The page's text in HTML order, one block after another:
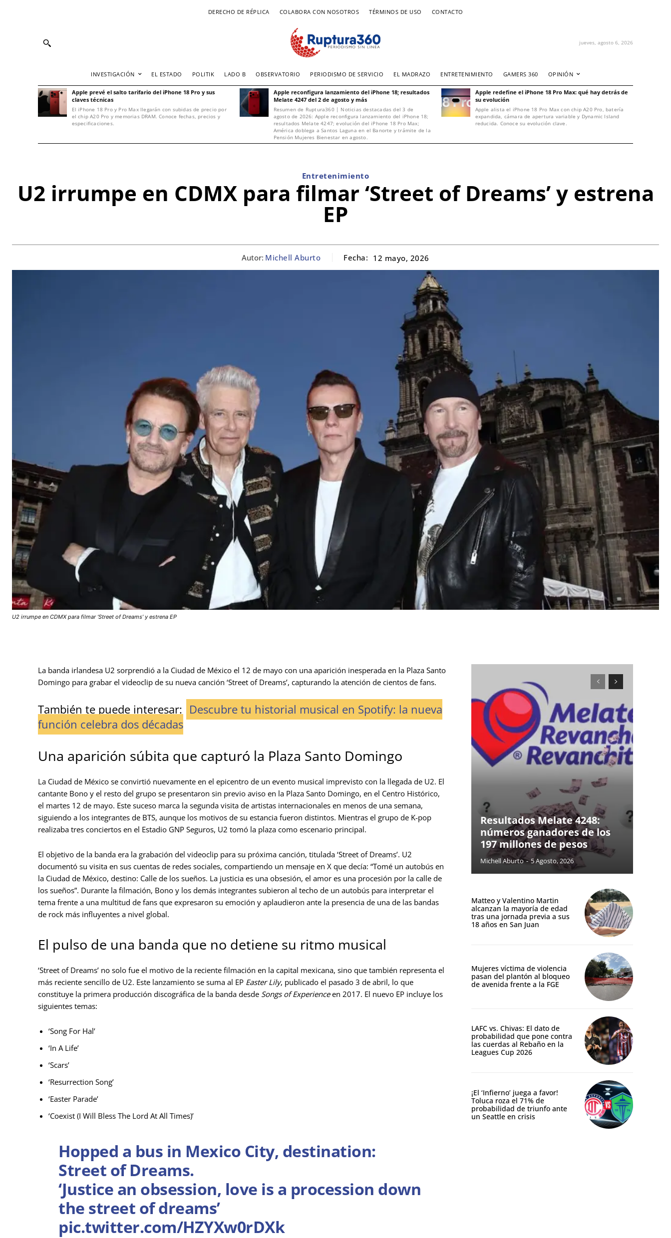
DERECHO DE RÉPLICA COLABORA CON NOSOTROS TÉRMINOS DE USO CONTACTO
jueves, agosto 6, 2026
INVESTIGACIÓN EL ESTADO POLITIK LADO B OBSERVATORIO PERIODISMO DE SERVICIO EL MADRAZO ENTRETENIMIENTO GAMERS 360 OPINIÓN
Apple prevé el salto tarifario del iPhone 18 Pro y sus
claves técnicas
El iPhone 18 Pro y Pro Max llegarán con subidas de precio por
el chip A20 Pro y memorias DRAM. Conoce fechas, precios y
especificaciones.
Apple reconfigura lanzamiento del iPhone 18; resultados
Melate 4247 del 2 de agosto y más
Resumen de Ruptura360 | Noticias destacadas del 3 de
agosto de 2026: Apple reconfigura lanzamiento del iPhone 18;
resultados Melate 4247; evolución del iPhone 18 Pro Max;
América doblega a Santos Laguna en el Banorte y trámite de la
Pensión Mujeres Bienestar en agosto.
Apple redefine el iPhone 18 Pro Max: qué hay detrás de
su evolución
Apple alista el iPhone 18 Pro Max con chip A20 Pro, batería
expandida, cámara de apertura variable y Dynamic Island
reducida. Conoce su evolución clave.
Entretenimiento
U2 irrumpe en CDMX para filmar ‘Street of Dreams’ y estrena
EP
Autor: Michell Aburto Fecha: 12 mayo, 2026
U2 irrumpe en CDMX para filmar ‘Street of Dreams’ y estrena EP
La banda irlandesa U2 sorprendió a la Ciudad de México el 12 de mayo con una aparición inesperada en la Plaza Santo
Domingo para grabar el videoclip de su nueva canción ‘Street of Dreams’, capturando la atención de cientos de fans.
También te puede interesar: Descubre tu historial musical en Spotify: la nueva
función celebra dos décadas
Una aparición súbita que capturó la Plaza Santo Domingo
La Ciudad de México se convirtió nuevamente en el epicentro de un evento musical imprevisto con la llegada de U2. El
cantante Bono y el resto del grupo se presentaron sin previo aviso en la Plaza Santo Domingo, en el Centro Histórico,
el martes 12 de mayo. Este suceso marca la segunda visita de artistas internacionales en menos de una semana,
siguiendo a los integrantes de BTS, aunque los motivos de su estancia fueron distintos. Mientras el grupo de K-pop
realizaba tres conciertos en el Estadio GNP Seguros, U2 tomó la plaza como escenario principal.
El objetivo de la banda era la grabación del videoclip para su próxima canción, titulada ‘Street of Dreams’. U2
documentó su visita en sus cuentas de redes sociales, compartiendo un mensaje en X que decía: “Tomé un autobús en
la Ciudad de México, destino: Calle de los sueños. La justicia es una obsesión, el amor es una procesión por la calle de
los sueños”. Durante la filmación, Bono y los demás integrantes subieron al techo de un autobús para interpretar el
tema frente a una multitud de fans que expresaron su emoción y aplaudieron ante la presencia de una de las bandas
de rock más influyentes a nivel global.
El pulso de una banda que no detiene su ritmo musical
‘Street of Dreams’ no solo fue el motivo de la reciente filmación en la capital mexicana, sino que también representa el
más reciente sencillo de U2. Este lanzamiento se suma al EP Easter Lily, publicado el pasado 3 de abril, lo que
constituye la primera producción discográfica de la banda desde Songs of Experienceen 2017. El nuevo EP incluye los
siguientes temas:
‘Song For Hal’
‘In A Life’
‘Scars’
‘Resurrection Song’
‘Easter Parade’
‘Coexist (I Will Bless The Lord At All Times)’
Hopped a bus in Mexico City, destination:
Street of Dreams.
‘Justice an obsession, love is a procession down
the street of dreams’
pic.twitter.com/HZYXw0rDXk
Resultados Melate 4248:
números ganadores de los
197 millones de pesos
Michell Aburto - 5 Agosto, 2026
Matteo y Valentino Martin
alcanzan la mayoría de edad
tras una jornada previa a sus
18 años en San Juan
Mujeres víctima de violencia
pasan del plantón al bloqueo
de avenida frente a la FGE
LAFC vs. Chivas: El dato de
probabilidad que pone contra
las cuerdas al Rebaño en la
Leagues Cup 2026
¡El ‘Infierno’ juega a favor!
Toluca roza el 71% de
probabilidad de triunfo ante
un Seattle en crisis